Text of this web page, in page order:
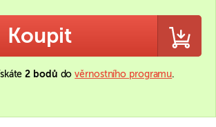
Koupit
2 bodů dověrnostního programu.